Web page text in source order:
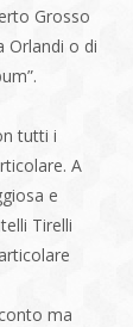
Grosso
Orlandi o di
tutti i
A
e
Tirelli
ma